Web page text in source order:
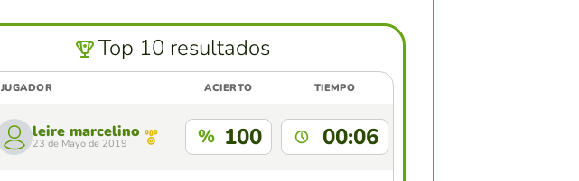
Top 10 resultados
JUGADOR ACIERTO TIEMPO
leire marcelino
23 de Mayo de 2019 % 100 00:06